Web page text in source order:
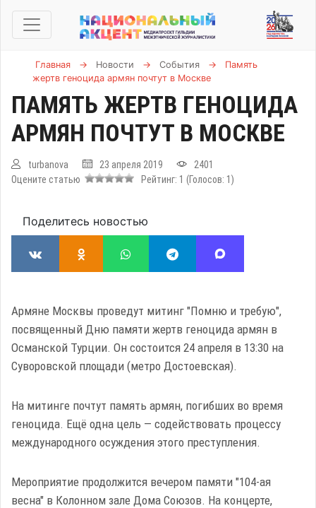
Главная → Новости → События →
Память
жертв геноцида армян почтут в Москве
ПАМЯТЬ ЖЕРТВ ГЕНОЦИДА
АРМЯН ПОЧТУТ В МОСКВЕ
turbanova 23 апреля 2019
2401
Оцените статью
Рейтинг: 1 (Голосов: 1 )
Поделитесь новостью
Армяне Москвы проведут митинг "Помню и требую",
посвященный Дню памяти жертв геноцида армян в
Османской Турции. Он состоится 24 апреля в 13:30 на
Суворовской площади (метро Достоевская).
На митинге почтут память армян, погибших во время
геноцида. Ещё одна цель — содействовать процессу
международного осуждения этого преступления.
Мероприятие продолжится вечером памяти "104-ая
весна" в Колонном зале Дома Союзов. На концерте,